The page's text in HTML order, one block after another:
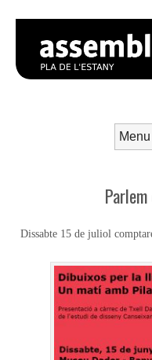
Dissabte 15 de juliol